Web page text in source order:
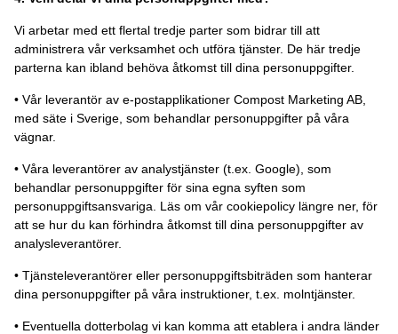
Vi arbetar med ett flertal tredje parter som bidrar till att
administrera vår verksamhet och utföra tjänster. De här tredje
parterna kan ibland behöva åtkomst till dina personuppgifter.
• Vår leverantör av e-postapplikationer Compost Marketing AB,
med säte i Sverige, som behandlar personuppgifter på våra
vägnar.
• Våra leverantörer av analystjänster (t.ex. Google), som
behandlar personuppgifter för sina egna syften som
personuppgiftsansvariga. Läs om vår cookiepolicy längre ner, för
att se hur du kan förhindra åtkomst till dina personuppgifter av
analysleverantörer.
• Tjänsteleverantörer eller personuppgiftsbiträden som hanterar
dina personuppgifter på våra instruktioner, t.ex. molntjänster.
• Eventuella dotterbolag vi kan komma att etablera i andra länder